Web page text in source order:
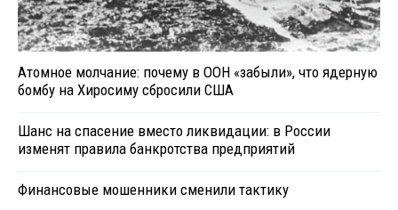
Атомное молчание: почему в ООН «забыли», что ядерную
бомбу на Хиросиму сбросили США
Шанс на спасение вместо ликвидации: в России
изменят правила банкротства предприятий
Финансовые мошенники сменили тактику